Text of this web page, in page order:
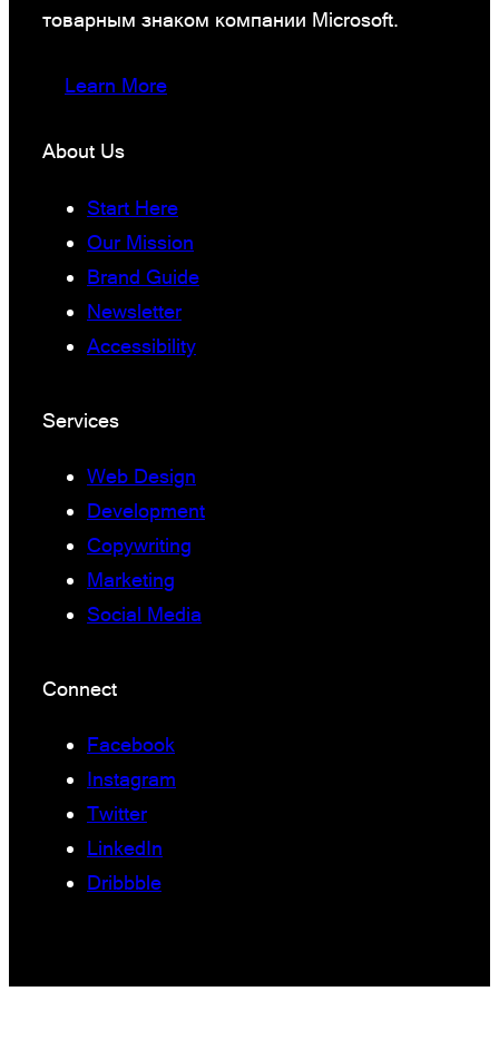
товарным знаком компании Microsoft.
Learn More
About Us
Start Here
Our Mission
Brand Guide
Newsletter
Accessibility
Services
Web Design
Development
Copywriting
Marketing
Social Media
Connect
Facebook
Instagram
Twitter
LinkedIn
Dribbble